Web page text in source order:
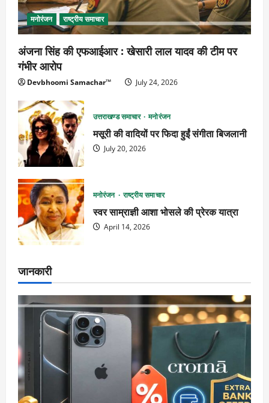
मनोरंजन राष्ट्रीय समाचार
अंजना सिंह की एफआईआर : खेसारी लाल यादव की टीम पर
गंभीर आरोप
Devbhoomi Samachar™ July 24, 2026
उत्तराखण्ड समाचार मनोरंजन
मसूरी की वादियों पर फिदा हुईं संगीता बिजलानी
July 20, 2026
मनोरंजन राष्ट्रीय समाचार
स्वर साम्राज्ञी आशा भोसले की प्रेरक यात्रा
April 14, 2026
जानकारी